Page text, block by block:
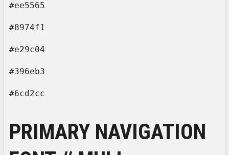
#ee5565
#8974f1
#e29c04
#396eb3
#6cd2cc
PRIMARY NAVIGATION